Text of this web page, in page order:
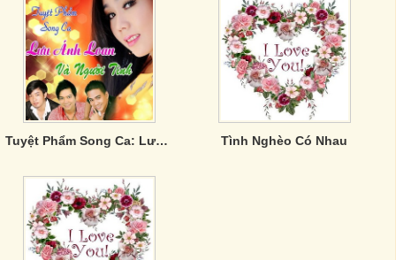
Tuyệt Phẩm Song Ca: Lưu Ánh Loan Và Người Tình Tình Nghèo Có Nhau